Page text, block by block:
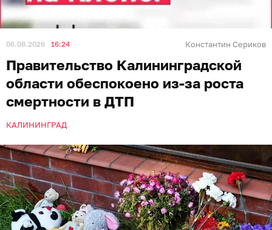
06.08.2026 16:24 Константин Сериков
Правительство Калининградской
области обеспокоено из-за роста
смертности в ДТП
КАЛИНИНГРАД